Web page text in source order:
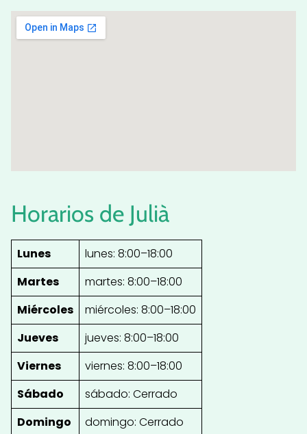
Horarios de Julià
Lunes
lunes: 8:00–18:00
Martes
martes: 8:00–18:00
Miércoles
miércoles: 8:00–18:00
Jueves
jueves: 8:00–18:00
Viernes
viernes: 8:00–18:00
Sábado
sábado: Cerrado
Domingo
domingo: Cerrado